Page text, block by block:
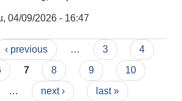
04/09/2026 - 16:47
‹ previous … 3
4
7 8 9
10
… next › last »